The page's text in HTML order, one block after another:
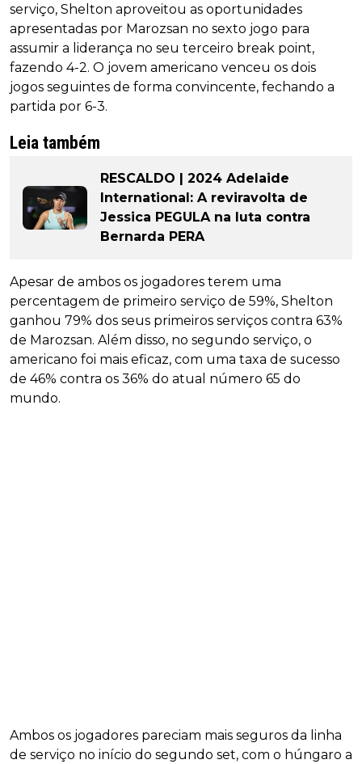
serviço, Shelton aproveitou as oportunidades
apresentadas por Marozsan no sexto jogo para
assumir a liderança no seu terceiro break point,
fazendo 4-2. O jovem americano venceu os dois
jogos seguintes de forma convincente, fechando a
partida por 6-3.
Leia também
RESCALDO | 2024 Adelaide
International: A reviravolta de
Jessica PEGULA na luta contra
Bernarda PERA
Apesar de ambos os jogadores terem uma
percentagem de primeiro serviço de 59%, Shelton
ganhou 79% dos seus primeiros serviços contra 63%
de Marozsan. Além disso, no segundo serviço, o
americano foi mais eficaz, com uma taxa de sucesso
de 46% contra os 36% do atual número 65 do
mundo.
Ambos os jogadores pareciam mais seguros da linha
de serviço no início do segundo set, com o húngaro a